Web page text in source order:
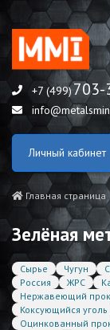
+7 (499)703-
Личный кабинет
Главная страница
Зелёная
Сырье Чугун
Россия
ЖРС
Нержавеющий
Коксующийся уголь
Оцинкованный